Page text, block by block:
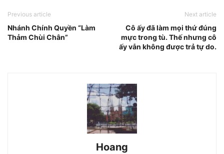
Previous article
Nhánh Chính Quyền “Làm
Thảm Chùi Chân”
Next article
Cô ấy đã làm mọi thứ đúng
mực trong tù. Thế nhưng cô
ấy vẫn không được trả tự do.
Hoang